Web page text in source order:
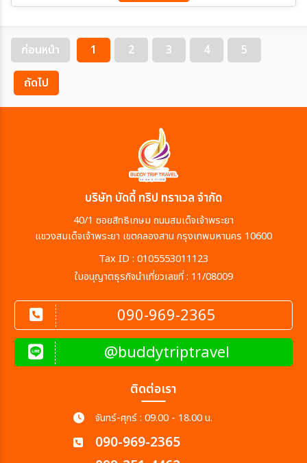
ก่อนหน้า 1 2 3 4
5
ถัดไป
บริษัท บัดดี้ ทริป ทราเวล จำกัด
40/1 ซอยสิทธิเกษม ถนนสมเด็จเจ้าพระยา
แขวงสมเด็จเจ้าพระยา เขตคลองสาน กรุงเทพมหานคร 10600
Tax ID : 0105553011123
ใบอนุญาตธุรกิจนำเที่ยวเลขที่ : 11/08009
090-969-2365
@buddytriptravel
ติดต่อเรา
จันทร์-ศุกร์ : 09.00 - 18.00 น.
090-969-2365